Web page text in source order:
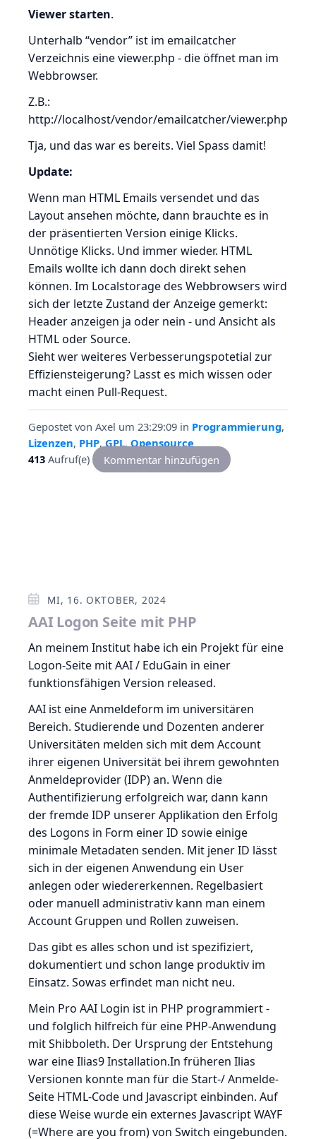
Viewer starten.
Unterhalb “vendor” ist im emailcatcher
Verzeichnis eine viewer.php - die öffnet man im
Webbrowser.
Z.B.:
http://localhost/vendor/emailcatcher/viewer.php
Tja, und das war es bereits. Viel Spass damit!
Update:
Wenn man HTML Emails versendet und das
Layout ansehen möchte, dann brauchte es in
der präsentierten Version einige Klicks.
Unnötige Klicks. Und immer wieder. HTML
Emails wollte ich dann doch direkt sehen
können. Im Localstorage des Webbrowsers wird
sich der letzte Zustand der Anzeige gemerkt:
Header anzeigen ja oder nein - und Ansicht als
HTML oder Source.
Sieht wer weiteres Verbesserungspotetial zur
Effiziensteigerung? Lasst es mich wissen oder
macht einen Pull-Request.
Gepostet von Axel um 23:29:09 in Programmierung,
Lizenzen, PHP,GPL,Opensource
413 Aufruf(e) Kommentar hinzufügen
MI, 16. OKTOBER, 2024
AAI Logon Seite mit PHP
An meinem Institut habe ich ein Projekt für eine
Logon-Seite mit AAI / EduGain in einer
funktionsfähigen Version released.
AAI ist eine Anmeldeform im universitären
Bereich. Studierende und Dozenten anderer
Universitäten melden sich mit dem Account
ihrer eigenen Universität bei ihrem gewohnten
Anmeldeprovider (IDP) an. Wenn die
Authentifizierung erfolgreich war, dann kann
der fremde IDP unserer Applikation den Erfolg
des Logons in Form einer ID sowie einige
minimale Metadaten senden. Mit jener ID lässt
sich in der eigenen Anwendung ein User
anlegen oder wiedererkennen. Regelbasiert
oder manuell administrativ kann man einem
Account Gruppen und Rollen zuweisen.
Das gibt es alles schon und ist spezifiziert,
dokumentiert und schon lange produktiv im
Einsatz. Sowas erfindet man nicht neu.
Mein Pro AAI Login ist in PHP programmiert -
und folglich hilfreich für eine PHP-Anwendung
mit Shibboleth. Der Ursprung der Entstehung
war eine Ilias9 Installation.In früheren Ilias
Versionen konnte man für die Start-/ Anmelde-
Seite HTML-Code und Javascript einbinden. Auf
diese Weise wurde ein externes Javascript WAYF
(=Where are you from) von Switch eingebunden.